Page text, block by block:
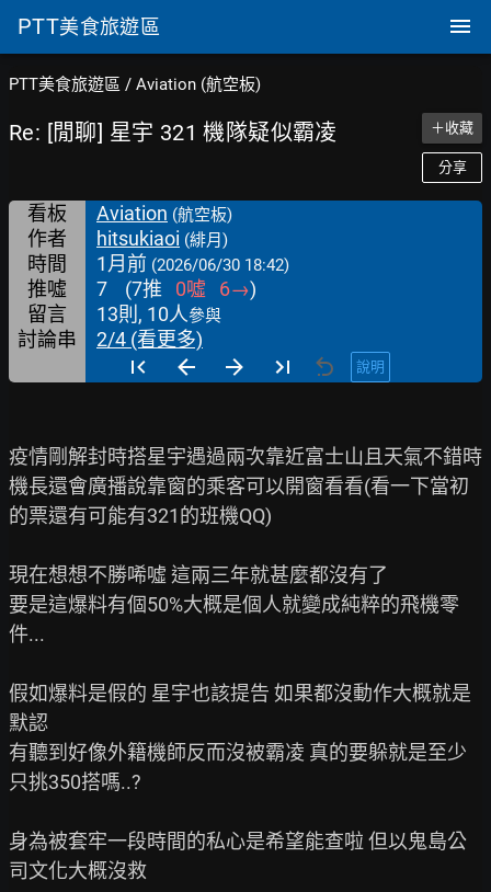
PTT美食旅遊區
PTT美食旅遊區 / Aviation (航空板)
Re: [閒聊] 星宇 321 機隊疑似霸凌 ＋收藏
分享
看板 Aviation (航空板)
作者 hitsukiaoi (緋月)
時間 1月前 (2026/06/30 18:42)
推噓 7 (7推 0噓 6→)
留言
13則, 10人參與
討論串 2/4 (看更多)
說明
疫情剛解封時搭星宇遇過兩次靠近富士山且天氣不錯時
機長還會廣播說靠窗的乘客可以開窗看看(看一下當初
的票還有可能有321的班機QQ)
現在想想不勝唏噓 這兩三年就甚麼都沒有了
要是這爆料有個50%大概是個人就變成純粹的飛機零
件...
假如爆料是假的 星宇也該提告 如果都沒動作大概就是
默認
有聽到好像外籍機師反而沒被霸凌 真的要躲就是至少
只挑350搭嗎..?
身為被套牢一段時間的私心是希望能查啦 但以鬼島公
司文化大概沒救